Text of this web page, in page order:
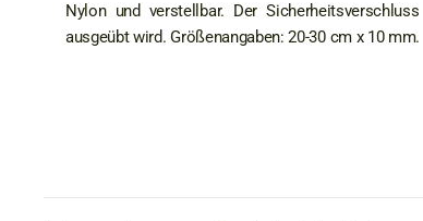
Nylon und verstellbar. Der
ausgeübt wird. Größenangaben: 20-30 cm x 10 mm.